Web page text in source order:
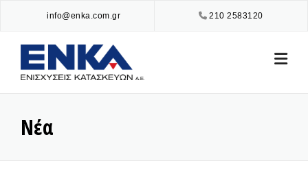
content
210 2583120
info@enka.com.gr
Νέα